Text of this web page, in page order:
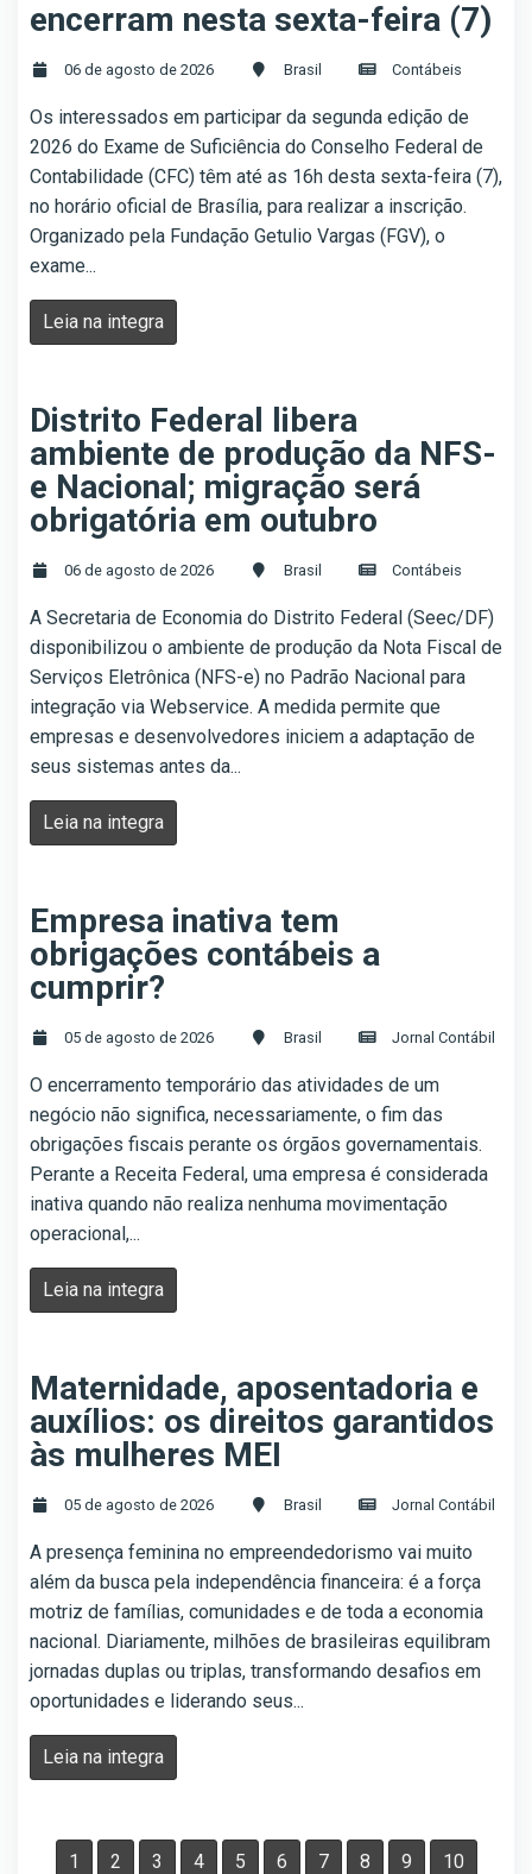
encerram nesta sexta-feira (7)
06 de agosto de 2026 Brasil Contábeis
Os interessados em participar da segunda edição de
2026 do Exame de Suficiência do Conselho Federal de
Contabilidade (CFC) têm até as 16h desta sexta-feira (7),
no horário oficial de Brasília, para realizar a inscrição.
Organizado pela Fundação Getulio Vargas (FGV), o
exame...
Leia na integra
Distrito Federal libera
ambiente de produção da NFS-
e Nacional; migração será
obrigatória em outubro
06 de agosto de 2026 Brasil Contábeis
A Secretaria de Economia do Distrito Federal (Seec/DF)
disponibilizou o ambiente de produção da Nota Fiscal de
Serviços Eletrônica (NFS-e) no Padrão Nacional para
integração via Webservice. A medida permite que
empresas e desenvolvedores iniciem a adaptação de
seus sistemas antes da...
Leia na integra
Empresa inativa tem
obrigações contábeis a
cumprir?
05 de agosto de 2026 Brasil Jornal Contábil
O encerramento temporário das atividades de um
negócio não significa, necessariamente, o fim das
obrigações fiscais perante os órgãos governamentais.
Perante a Receita Federal, uma empresa é considerada
inativa quando não realiza nenhuma movimentação
operacional,...
Leia na integra
Maternidade, aposentadoria e
auxílios: os direitos garantidos
às mulheres MEI
05 de agosto de 2026 Brasil Jornal Contábil
A presença feminina no empreendedorismo vai muito
além da busca pela independência financeira: é a força
motriz de famílias, comunidades e de toda a economia
nacional. Diariamente, milhões de brasileiras equilibram
jornadas duplas ou triplas, transformando desafios em
oportunidades e liderando seus...
Leia na integra
1 2 3 4 5 6 7 8 9 10